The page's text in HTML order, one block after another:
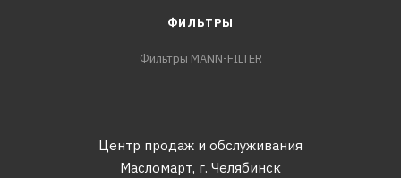
ФИЛЬТРЫ
Фильтры MANN-FILTER
Центр продаж и обслуживания
Масломарт, г. Челябинск